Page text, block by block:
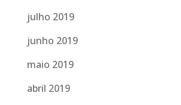
julho 2019
junho 2019
maio 2019
abril 2019